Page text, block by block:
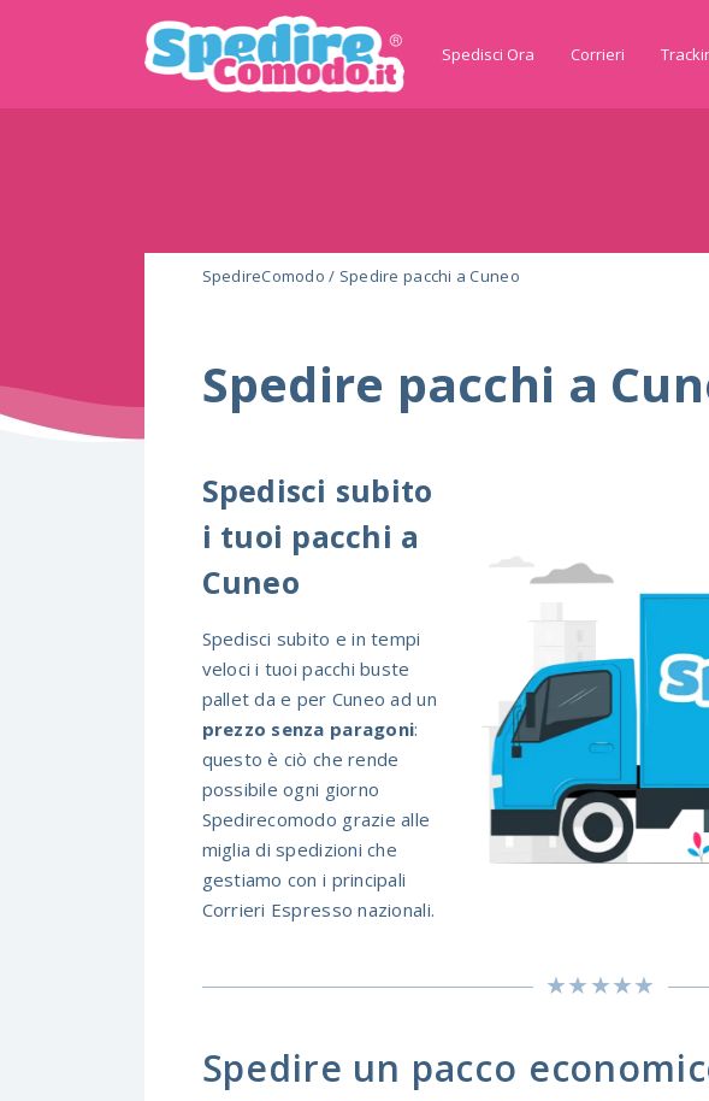
Spedisci Ora Corrieri
SpedireComodo / Spedire pacchi a Cuneo
Spedire pacchi a
Spedisci subito
i tuoi pacchi a
Cuneo
Spedisci subito e in tempi
veloci i tuoi pacchi buste
pallet da e per Cuneo ad un
prezzo senza paragoni:
questo è ciò che rende
possibile ogni giorno
Spedirecomodo grazie alle
miglia di spedizioni che
gestiamo con i principali
Corrieri Espresso nazionali.
Spedire un pacco